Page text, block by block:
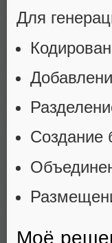
Для
Создание
Моё